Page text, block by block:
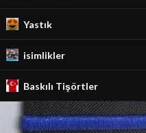
Yastık
isimlikler
Baskılı Tişörtler